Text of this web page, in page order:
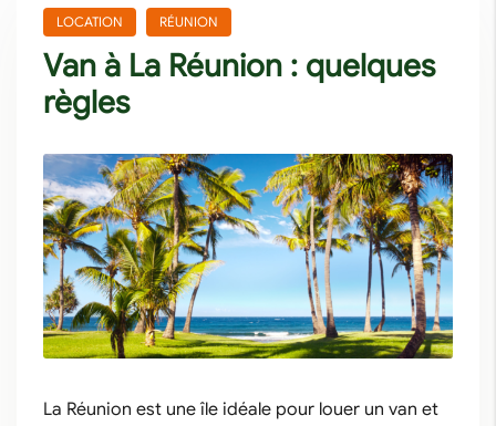
LOCATION RÉUNION
Van à La Réunion : quelques
règles
La Réunion est une île idéale pour louer un van et